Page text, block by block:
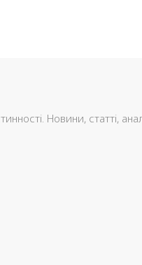
Новини, статті,